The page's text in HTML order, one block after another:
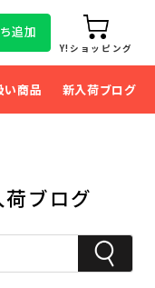
追加
Y!ショッピング
い商品 新入荷ブログ
荷ブログ